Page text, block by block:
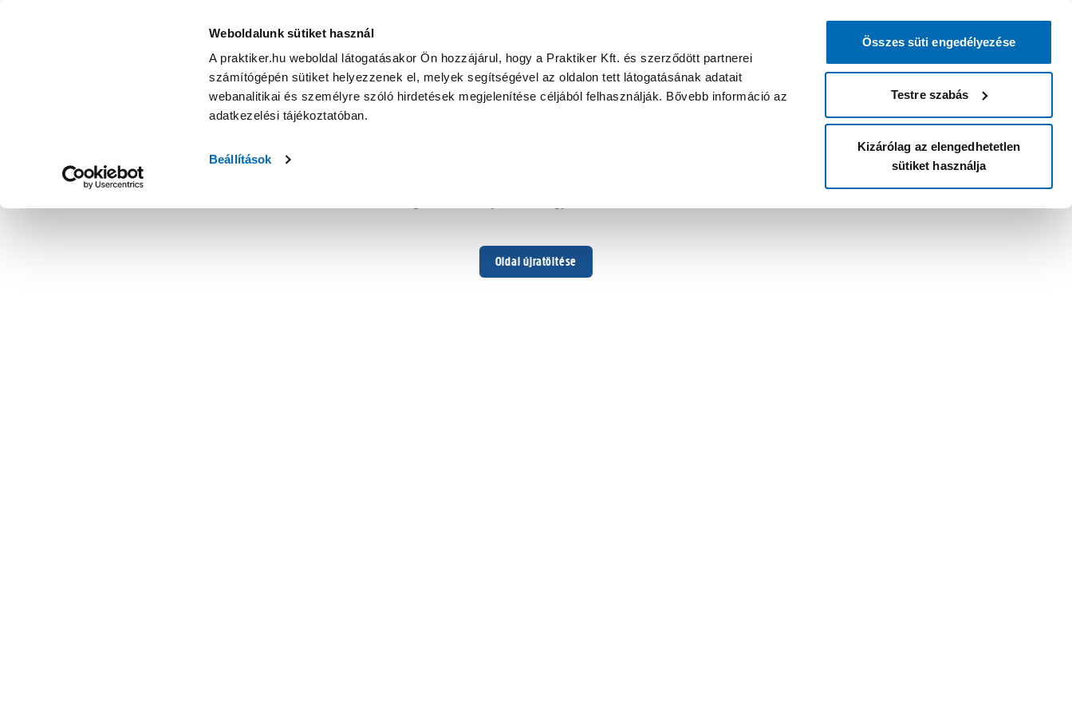
Weboldalunk sütiket használ
A praktiker.hu weboldal látogatásakor Ön hozzájárul, hogy a Praktiker Kft. és szerződött partnerei
számítógépén sütiket helyezzenek el, melyek segítségével az oldalon tett látogatásának adatait
webanalitikai és személyre szóló hirdetések megjelenítése céljából felhasználják. Bővebb információ az
adatkezelési tájékoztatóban.
Beállítások
Összes süti engedélyezése
Testre szabás
Kizárólag az elengedhetetlen
sütiket használja
Oldal újratöltése